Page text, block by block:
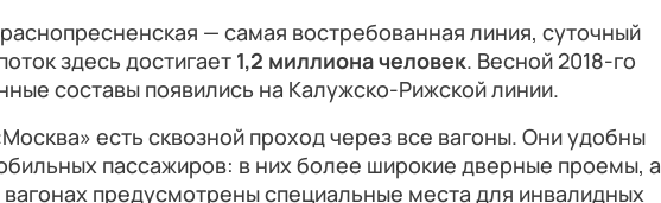
— самая востребованная линия, суточный
здесь достигает 1,2 миллиона человек. Весной 2018-го
составы появились на Калужско-Рижской линии.
есть сквозной проход через все вагоны. Они удобны
пассажиров: в них более широкие дверные проемы, а
вагонах предусмотрены специальные места для инвалидных